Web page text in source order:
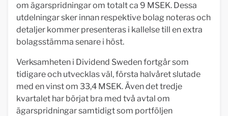
om ägarspridningar om totalt ca 9 MSEK. Dessa
utdelningar sker innan respektive bolag noteras och
detaljer kommer presenteras i kallelse till en extra
bolagsstämma senare i höst.
Verksamheten i Dividend Sweden fortgår som
tidigare och utvecklas väl, första halvåret slutade
med en vinst om 33,4 MSEK. Även det tredje
kvartalet har börjat bra med två avtal om
ägarspridningar samtidigt som portföljen